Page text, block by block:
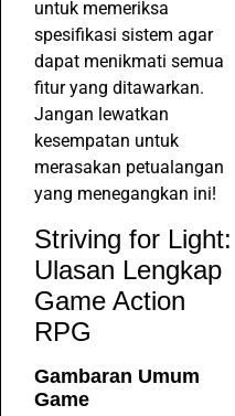
untuk memeriksa
spesifikasi sistem agar
dapat menikmati semua
fitur yang ditawarkan.
Jangan lewatkan
kesempatan untuk
merasakan petualangan
yang menegangkan ini!
Striving for Light:
Ulasan Lengkap
Game Action
RPG
Gambaran Umum
Game